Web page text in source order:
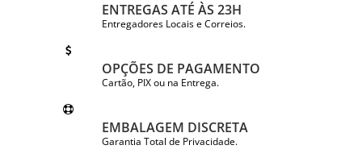
ENTREGAS ATÉ ÀS 23H
Entregadores Locais e Correios.
OPÇÕES DE PAGAMENTO
Cartão, PIX ou na Entrega.
EMBALAGEM DISCRETA
Garantia Total de Privacidade.